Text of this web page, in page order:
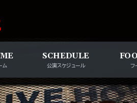
ム
SCHEDULE
公演スケジュール フ